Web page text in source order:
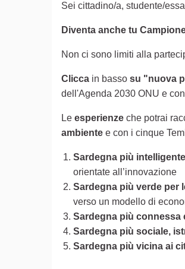
Sei cittadino/a, studente/
Diventa anche tu
Non ci sono limiti alla
Clicca in basso su "nuova
dell'Agenda 2030 ONU e
Le esperienze che potrai
ambiente e con i cinque
Sardegna più
orientate all’innovazione
Sardegna più verde per
verso un modello di
Sardegna più connessa
Sardegna più sociale,
Sardegna più vicina ai